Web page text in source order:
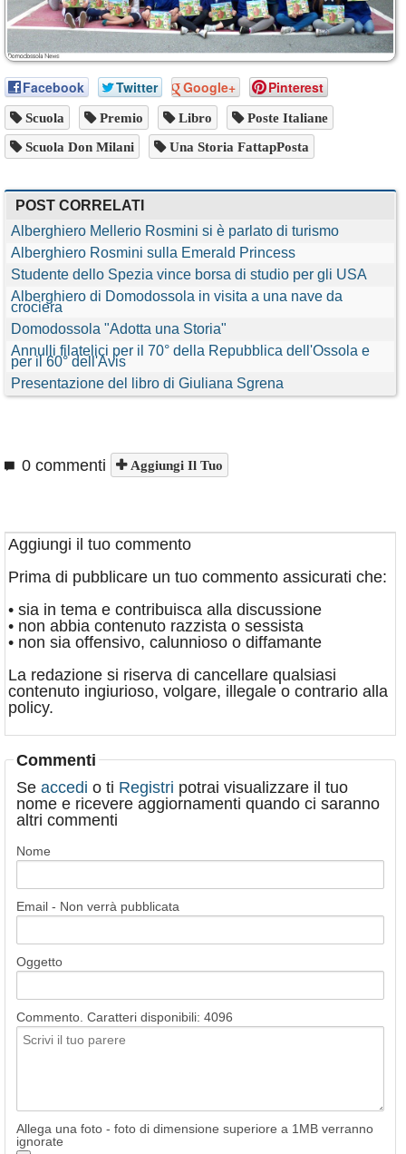
Facebook Twitter Google+ Pinterest
Scuola Premio Libro Poste Italiane
Scuola Don Milani Una Storia FattapPosta
POST CORRELATI
Alberghiero Mellerio Rosmini si è parlato di turismo
Alberghiero Rosmini sulla Emerald Princess
Studente dello Spezia vince borsa di studio per gli USA
Alberghiero di Domodossola in visita a una nave da
crociera
Domodossola "Adotta una Storia"
Annulli filatelici per il 70° della Repubblica dell'Ossola e
per il 60° dell'Avis
Presentazione del libro di Giuliana Sgrena
0 commenti Aggiungi Il Tuo
Aggiungi il tuo commento
Prima di pubblicare un tuo commento assicurati che:
• sia in tema e contribuisca alla discussione
• non abbia contenuto razzista o sessista
• non sia offensivo, calunnioso o diffamante
La redazione si riserva di cancellare qualsiasi
contenuto ingiurioso, volgare, illegale o contrario alla
policy.
Commenti
Se accedi o ti Registri potrai visualizzare il tuo
nome e ricevere aggiornamenti quando ci saranno
altri commenti
Nome
Email - Non verrà pubblicata
Oggetto
Commento. Caratteri disponibili: 4096
Allega una foto - foto di dimensione superiore a 1MB verranno
ignorate